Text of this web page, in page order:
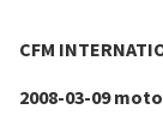
CFM
2008-03-09